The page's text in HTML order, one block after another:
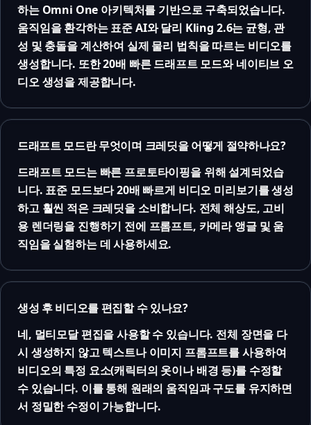
하는 Omni One 아키텍처를 기반으로 구축되었습니다.
움직임을 환각하는 표준 AI와 달리 Kling 2.6는 균형, 관
성 및 충돌을 계산하여 실제 물리 법칙을 따르는 비디오를
생성합니다. 또한 20배 빠른 드래프트 모드와 네이티브 오
디오 생성을 제공합니다.
드래프트 모드란 무엇이며 크레딧을 어떻게 절약하나요?
드래프트 모드는 빠른 프로토타이핑을 위해 설계되었습
니다. 표준 모드보다 20배 빠르게 비디오 미리보기를 생성
하고 훨씬 적은 크레딧을 소비합니다. 전체 해상도, 고비
용 렌더링을 진행하기 전에 프롬프트, 카메라 앵글 및 움
직임을 실험하는 데 사용하세요.
생성 후 비디오를 편집할 수 있나요?
네, 멀티모달 편집을 사용할 수 있습니다. 전체 장면을 다
시 생성하지 않고 텍스트나 이미지 프롬프트를 사용하여
비디오의 특정 요소(캐릭터의 옷이나 배경 등)를 수정할
수 있습니다. 이를 통해 원래의 움직임과 구도를 유지하면
서 정밀한 수정이 가능합니다.